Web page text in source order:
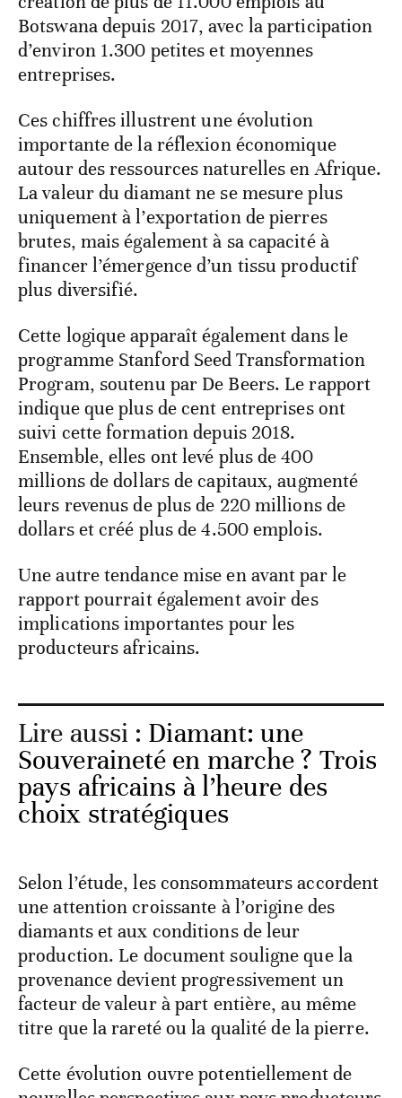
Botswana depuis 2017, avec la participation
d’environ 1.300 petites et moyennes
entreprises.
Ces chiffres illustrent une évolution
importante de la réflexion économique
autour des ressources naturelles en Afrique.
La valeur du diamant ne se mesure plus
uniquement à l’exportation de pierres
brutes, mais également à sa capacité à
financer l’émergence d’un tissu productif
plus diversifié.
Cette logique apparaît également dans le
programme Stanford Seed Transformation
Program, soutenu par De Beers. Le rapport
indique que plus de cent entreprises ont
suivi cette formation depuis 2018.
Ensemble, elles ont levé plus de 400
millions de dollars de capitaux, augmenté
leurs revenus de plus de 220 millions de
dollars et créé plus de 4.500 emplois.
Une autre tendance mise en avant par le
rapport pourrait également avoir des
implications importantes pour les
producteurs africains.
Lire aussi : Diamant: une
Souveraineté en marche ? Trois
pays africains à l’heure des
choix stratégiques
Selon l’étude, les consommateurs accordent
une attention croissante à l’origine des
diamants et aux conditions de leur
production. Le document souligne que la
provenance devient progressivement un
facteur de valeur à part entière, au même
titre que la rareté ou la qualité de la pierre.
Cette évolution ouvre potentiellement de